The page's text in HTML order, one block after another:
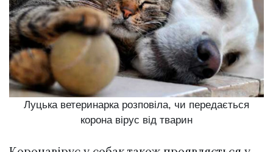
Луцька ветеринарка розповіла, чи передається
корона вірус від тварин